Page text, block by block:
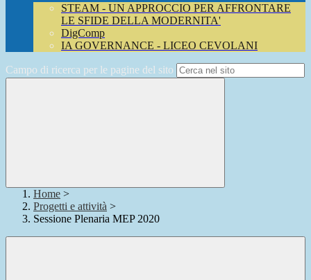
STEAM - UN APPROCCIO PER AFFRONTARE
LE SFIDE DELLA MODERNITA'
DigComp
IA GOVERNANCE - LICEO CEVOLANI
Campo di ricerca per le pagine del sito
Home >
Progetti e attività >
Sessione Plenaria MEP 2020